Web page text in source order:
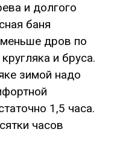
и долгого
баня
дров по
и бруса.
зимой надо
1,5 часа.
часов